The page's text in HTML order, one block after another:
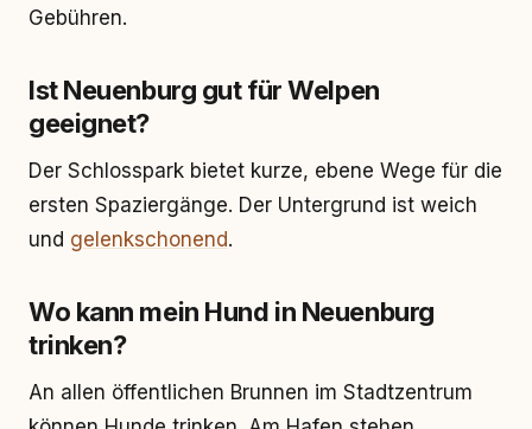
Gebühren.
Ist Neuenburg gut für Welpen
geeignet?
Der Schlosspark bietet kurze, ebene Wege für die
ersten Spaziergänge. Der Untergrund ist weich
und gelenkschonend.
Wo kann mein Hund in Neuenburg
trinken?
An allen öffentlichen Brunnen im Stadtzentrum